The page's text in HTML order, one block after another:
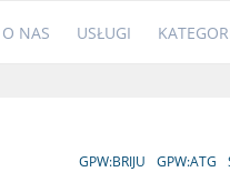
O NAS USŁUGI
GPW:BRIJU GPW:ATG